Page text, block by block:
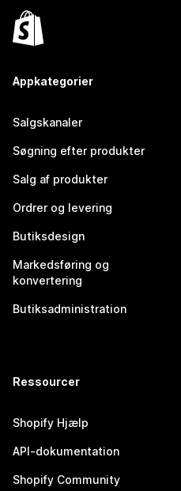
Appkategorier
Salgskanaler
Søgning efter produkter
Salg af produkter
Ordrer og levering
Butiksdesign
Markedsføring og
konvertering
Butiksadministration
Ressourcer
Shopify Hjælp
API-dokumentation
Shopify Community